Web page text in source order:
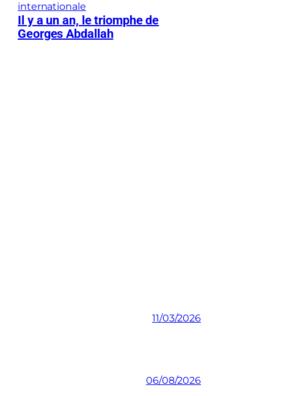
internationale
Il y a un an, le triomphe de
Georges Abdallah
11/03/2026
06/08/2026